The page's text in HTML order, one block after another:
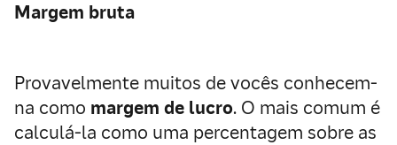
Margem bruta
Provavelmente muitos de vocês conhecem-
na como margem de lucro. O mais comum é
calculá-la como uma percentagem sobre as